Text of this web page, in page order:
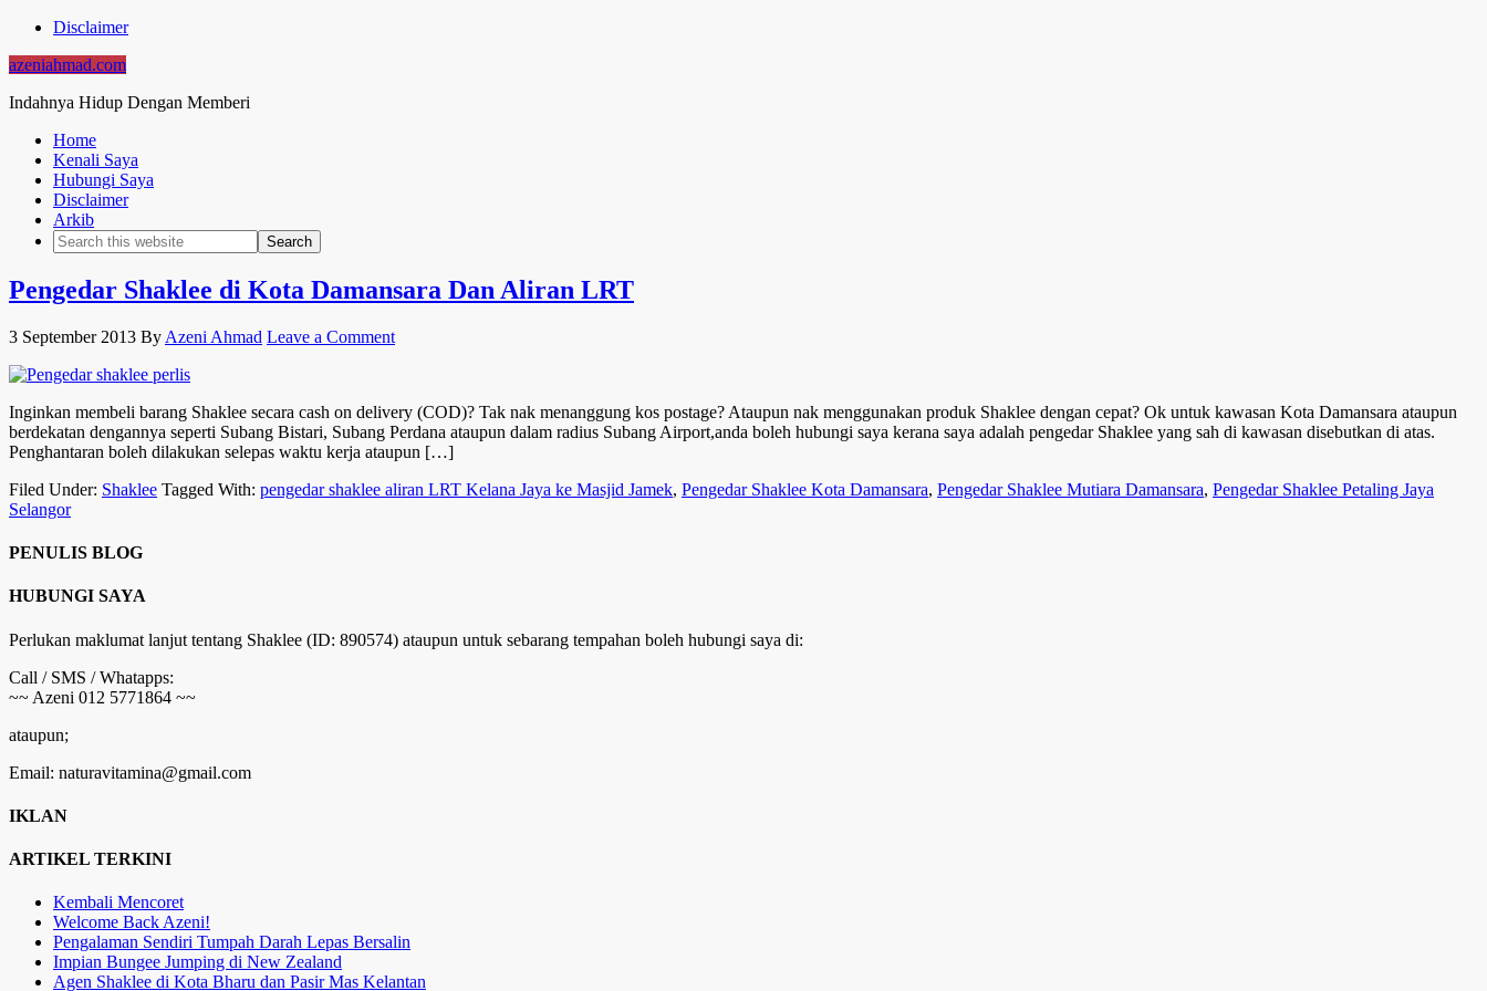
Disclaimer
azeniahmad.com
Indahnya Hidup Dengan Memberi
Home
Kenali Saya
Hubungi Saya
Disclaimer
Arkib
Pengedar Shaklee di Kota Damansara Dan Aliran LRT
3 September 2013 By Azeni Ahmad Leave a Comment
Inginkan membeli barang Shaklee secara cash on delivery (COD)? Tak nak menanggung kos postage? Ataupun nak menggunakan produk Shaklee dengan cepat? Ok untuk kawasan Kota Damansara ataupun
berdekatan dengannya seperti Subang Bistari, Subang Perdana ataupun dalam radius Subang Airport,anda boleh hubungi saya kerana saya adalah pengedar Shaklee yang sah di kawasan disebutkan di atas.
Penghantaran boleh dilakukan selepas waktu kerja ataupun […]
Filed Under: Shaklee Tagged With: pengedar shaklee aliran LRT Kelana Jaya ke Masjid Jamek, Pengedar Shaklee Kota Damansara, Pengedar Shaklee Mutiara Damansara, Pengedar Shaklee Petaling Jaya
Selangor
PENULIS BLOG
HUBUNGI SAYA
Perlukan maklumat lanjut tentang Shaklee (ID: 890574) ataupun untuk sebarang tempahan boleh hubungi saya di:
Call / SMS / Whatapps:
~~ Azeni 012 5771864 ~~
ataupun;
Email: naturavitamina@gmail.com
IKLAN
ARTIKEL TERKINI
Kembali Mencoret
Welcome Back Azeni!
Pengalaman Sendiri Tumpah Darah Lepas Bersalin
Impian Bungee Jumping di New Zealand
Agen Shaklee di Kota Bharu dan Pasir Mas Kelantan